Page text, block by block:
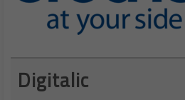
Digitalic